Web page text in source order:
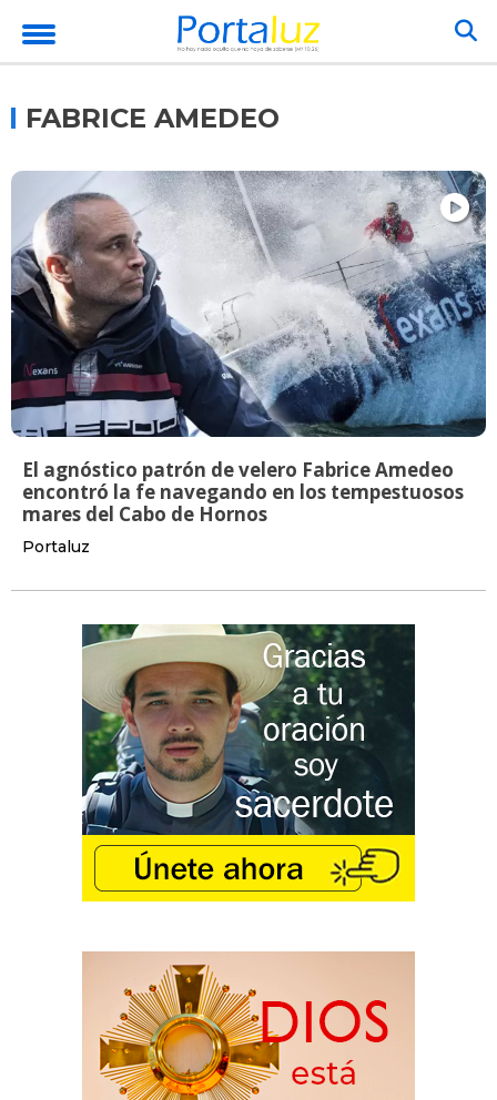
FABRICE AMEDEO
El agnóstico patrón de velero Fabrice Amedeo
encontró la fe navegando en los tempestuosos
mares del Cabo de Hornos
Portaluz